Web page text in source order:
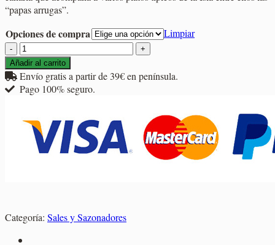
2,75€
11,90€
“papas arrugas”.
Opciones de compra
Limpiar
Sazonador
Mojo
Picón
cantidad
Añadir al carrito
Envío gratis a partir de 39€ en península.
Pago 100% seguro.
Categoría: Sales y Sazonadores